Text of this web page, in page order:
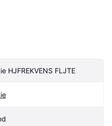
HJFREKVENS FLJTE